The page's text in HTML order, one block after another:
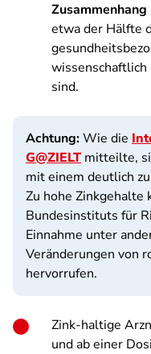
etwa der Hälfte
wissenschaftlich
sind.
Achtung:Wie die
G@ZIELT mitteilte,
mit einem deutlich
Zu hohe Zinkgehalte
Bundesinstituts für
Einnahme unter
Veränderungen von
hervorrufen.
Zink-haltige
und ab einer